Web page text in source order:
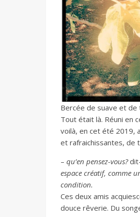
Bercée de suave et de
Tout était là. Réuni en
voilà, en cet été 2019,
et rafraichissantes, de
– qu’en pensez-vous?
espace créatif, comme
condition.
Ces deux amis
douce rêverie. Du